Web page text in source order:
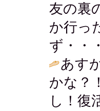
友の裏
か行っ
ず・・
あす
かな？
し！復